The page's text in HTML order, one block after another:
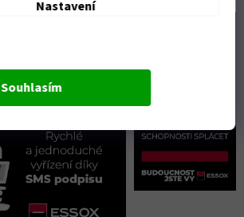
Nastavení
Souhlasím